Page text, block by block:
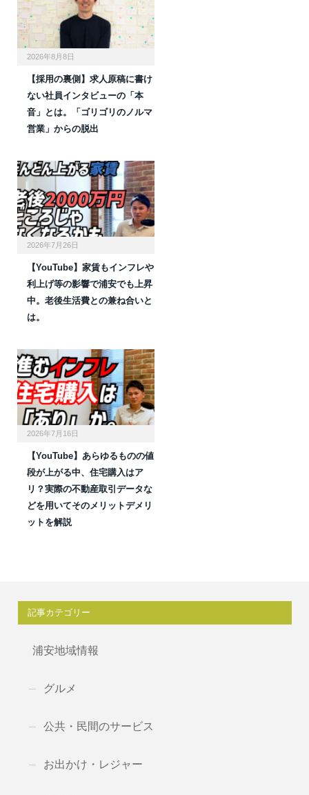
2026年8月8日
【採用の裏側】求人原稿に書け
ない社員インタビューの「本
音」とは。「ゴリゴリのノルマ
営業」からの脱出
2026年7月26日
【YouTube】家賃もインフレや
利上げ等の影響で浦安でも上昇
中。老後生活費との兼ね合いと
は。
2026年7月16日
【YouTube】あらゆるものの値
段が上がる中、住宅購入はア
リ？実際の不動産取引データな
どを用いてそのメリットデメリ
ットを解説
記事カテゴリー
浦安地域情報
グルメ
公共・民間のサービス
お出かけ・レジャー